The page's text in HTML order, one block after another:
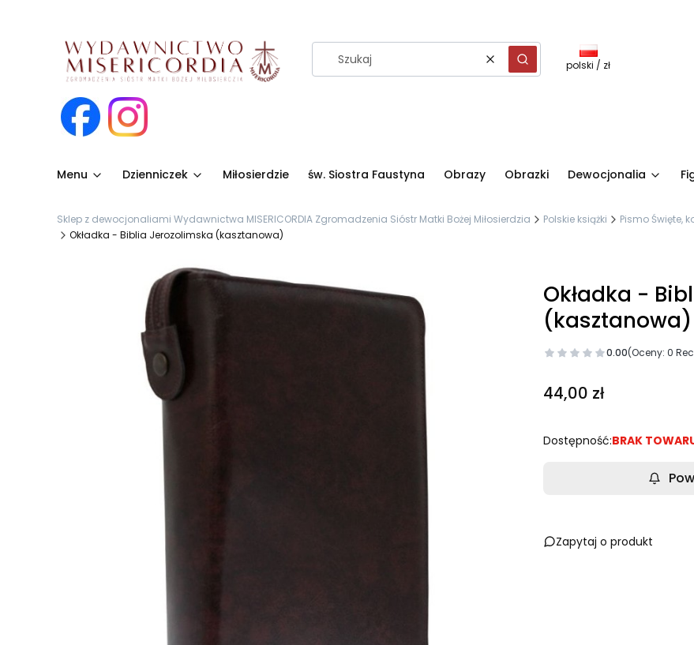
WyczyśćSzukaj polski / zł
Menu Dzienniczek Miłosierdzie św. Siostra Faustyna Obrazy Obrazki Dewocjonalia
Sklep z dewocjonaliami Wydawnictwa MISERICORDIA Zgromadzenia Sióstr Matki Bożej Miłosierdzia Polskie książki Pismo Święte,
Okładka - Biblia Jerozolimska (kasztanowa)
Okładka -
(kasztanowa)
0.00(Oceny: 0
Cena
44,00 zł
Dostępność:BRAK
Zapytaj o produkt